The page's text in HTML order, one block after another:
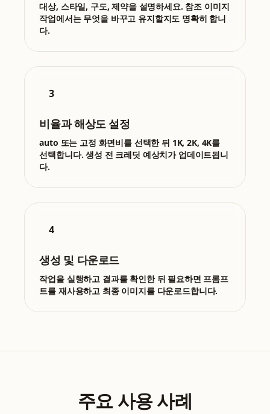
대상, 스타일, 구도, 제약을 설명하세요. 참조 이미지
작업에서는 무엇을 바꾸고 유지할지도 명확히 합니
다.
3
비율과 해상도 설정
auto 또는 고정 화면비를 선택한 뒤 1K, 2K, 4K를
선택합니다. 생성 전 크레딧 예상치가 업데이트됩니
다.
4
생성 및 다운로드
작업을 실행하고 결과를 확인한 뒤 필요하면 프롬프
트를 재사용하고 최종 이미지를 다운로드합니다.
주요 사용 사례